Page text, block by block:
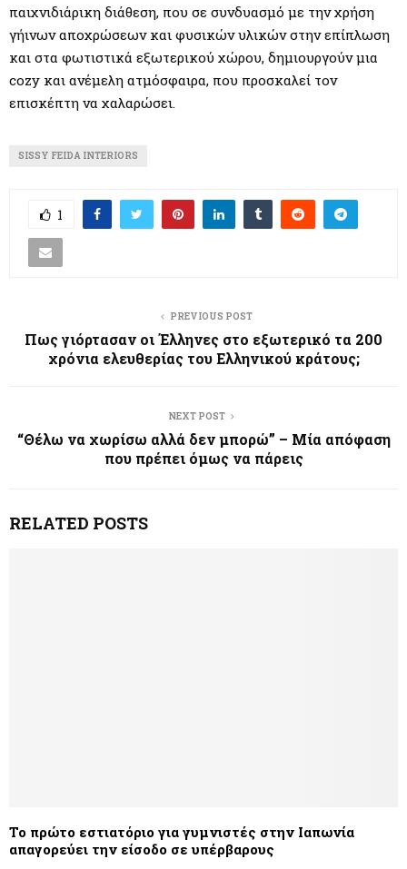
παιχνιδιάρικη διάθεση, που σε συνδυασμό με την χρήση
γήινων αποχρώσεων και φυσικών υλικών στην επίπλωση
και στα φωτιστικά εξωτερικού χώρου, δημιουργούν μια
cozy και ανέμελη ατμόσφαιρα, που προσκαλεί τον
επισκέπτη να χαλαρώσει.
SISSY FEIDA INTERIORS
1
PREVIOUS POST
Πως γιόρτασαν οι Έλληνες στο εξωτερικό τα 200
χρόνια ελευθερίας του Ελληνικού κράτους;
NEXT POST
“Θέλω να χωρίσω αλλά δεν μπορώ” – Μία απόφαση
που πρέπει όμως να πάρεις
RELATED POSTS
Το πρώτο εστιατόριο για γυμνιστές στην Ιαπωνία
απαγορεύει την είσοδο σε υπέρβαρους